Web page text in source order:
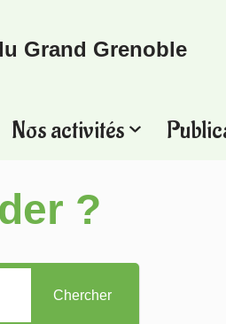
Grand Grenoble
Nos activités
?
Chercher